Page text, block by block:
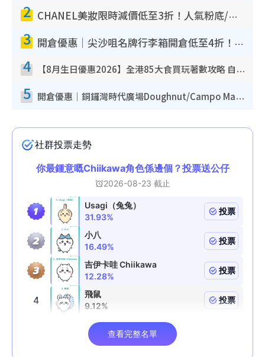
2 CHANEL美妝限時減價低至3折！人氣粉底/唇膏/精華液低至$275！COCO香水都有平
3 開倉優惠｜尖沙咀名牌行李箱開倉低至4折！一連5日 American Tourister/ace./Hallmark $200起！
4 【8月生日優惠2026】全港85大食買玩著數攻略 自助餐/火鍋放題同行免費＋誠品/DONKI送現金券
5 開倉優惠｜銅鑼灣時代廣場Doughnut/Campo Marzio開倉低至1折！背囊、書包、手袋劈價$200起